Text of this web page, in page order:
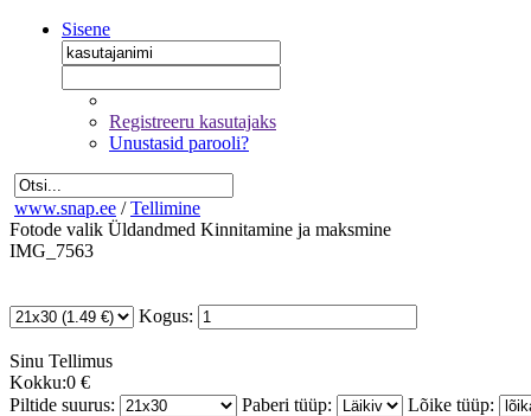
Sisene
Registreeru kasutajaks
Unustasid parooli?
www.snap.ee / Tellimine
Fotode valik Üldandmed Kinnitamine ja maksmine
IMG_7563
Kogus:
Sinu Tellimus
Kokku:0 €
Piltide suurus:
Paberi tüüp:
Lõike tüüp: